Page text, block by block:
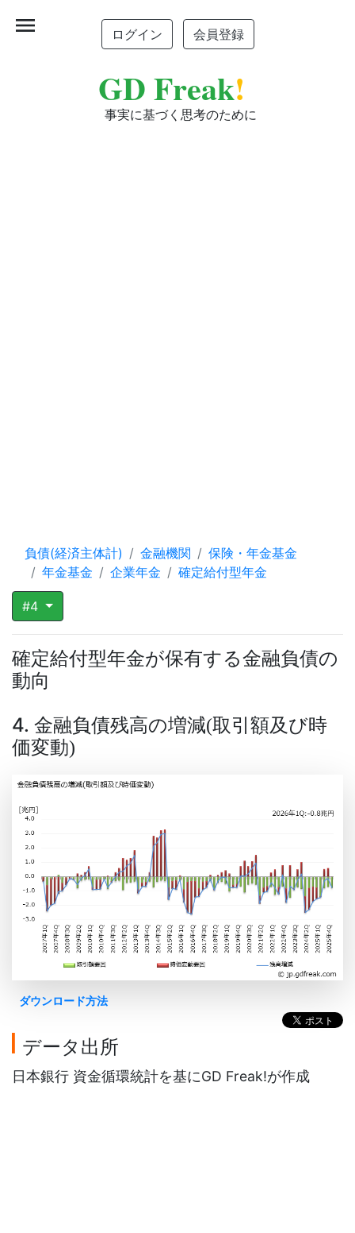
ログイン 会員登録
GD Freak!
事実に基づく思考のために
menu
負債(経済主体計) 金融機関
保険・年金基金
年金基金
企業年金 確定給付型年金
#4
確定給付型年金が保有する金融負債の
動向
4. 金融負債残高の増減(取引額及び時
価変動)
ダウンロード方法
データ出所
日本銀行 資金循環統計を基にGD Freak!が作成